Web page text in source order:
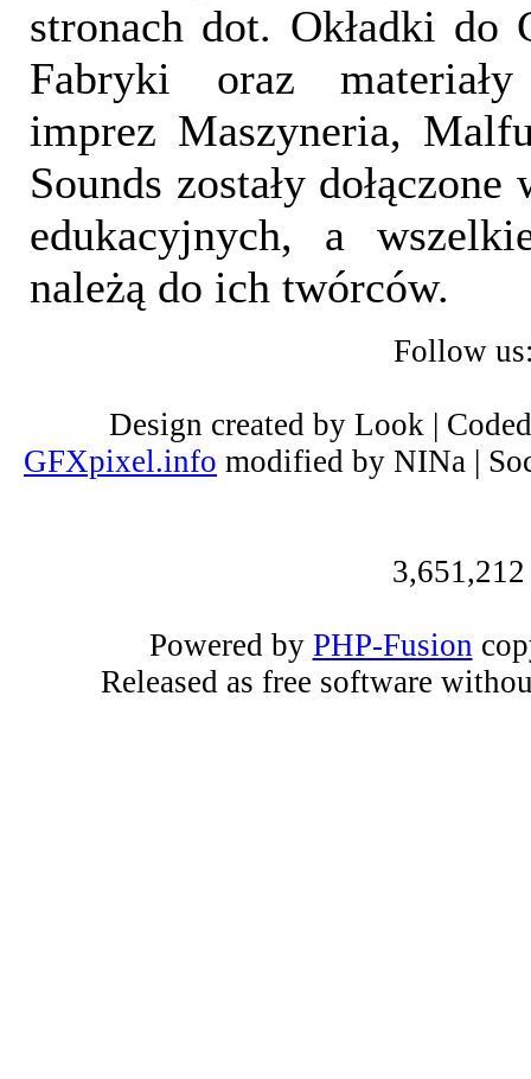
stronach dot. Okładki do
Fabryki oraz
imprez Maszyneria,
Sounds zostały
edukacyjnych, a
należą do ich twórców.
Follow
Design created by Look |
GFXpixel.info modified by NINa |
Powered by PHP-Fusion
Released as free software